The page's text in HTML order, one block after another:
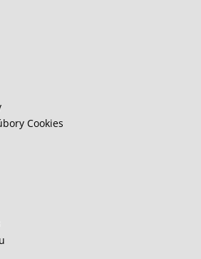
Cookies